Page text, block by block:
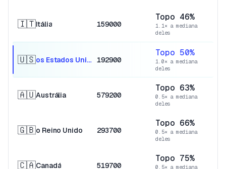
🇮🇹Itália 159000
Topo 46%
1.1× a mediana
deles
🇺🇸 os Estados Unidos 192900
Topo 50%
1.0× a mediana
deles
🇦🇺Austrália 579200
Topo 63%
0.5× a mediana
deles
🇬🇧o Reino Unido 293700
Topo 66%
0.5× a mediana
deles
🇨🇦Canadá 519700
Topo 75%
0.5× a mediana